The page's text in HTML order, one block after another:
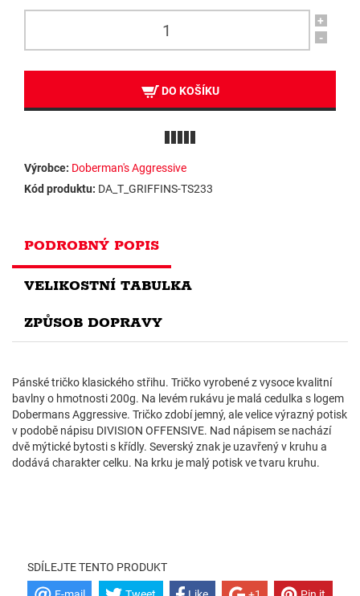
+
-
DO KOŠÍKU
Výrobce: Doberman's Aggressive
Kód produktu: DA_T_GRIFFINS-TS233
PODROBNÝ POPIS
VELIKOSTNÍ TABULKA
ZPŮSOB DOPRAVY
Pánské tričko klasického střihu. Tričko vyrobené z vysoce kvalitní
bavlny o hmotnosti 200g. Na levém rukávu je malá cedulka s logem
Dobermans Aggressive. Tričko zdobí jemný, ale velice výrazný potisk
v podobě nápisu DIVISION OFFENSIVE. Nad nápisem se nachází
dvě mýtické bytosti s křídly. Severský znak je uzavřený v kruhu a
dodává charakter celku. Na krku je malý potisk ve tvaru kruhu.
SDÍLEJTE TENTO PRODUKT